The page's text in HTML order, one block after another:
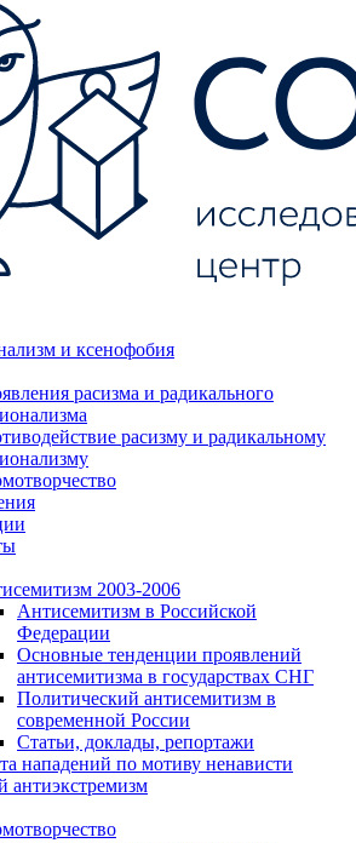
и ксенофобия
расизма и радикального
расизму и радикальному
2003-2006
Антисемитизм в Российской
Федерации
Основные тенденции проявлений
антисемитизма в государствах СНГ
Политический антисемитизм в
современной России
Статьи, доклады, репортажи
нападений по мотиву ненависти
антиэкстремизм